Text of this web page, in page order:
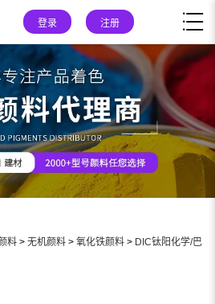
登录 注册
料 > 无机颜料 > 氧化铁颜料 > DIC钛阳化学/巴